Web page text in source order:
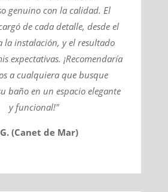
genuino con la calidad. El
de cada detalle, desde el
la instalación, y el resultado
expectativas. ¡Recomendaría
a cualquiera que busque
baño en un espacio elegante
y funcional!"
(Canet de Mar)